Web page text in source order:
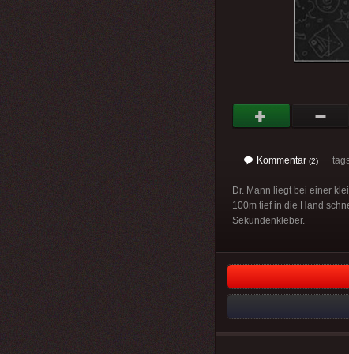
Kommentar (2)
Dr. Mann liegt bei einer
100m tief in die Hand
Sekundenkleber.